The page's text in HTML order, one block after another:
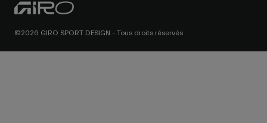
©2026 GIRO SPORT DESIGN - Tous droits réservés